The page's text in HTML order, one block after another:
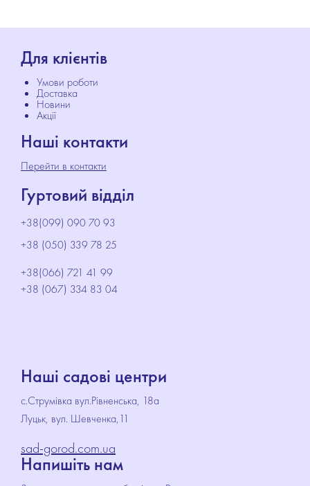
Для клієнтів
Умови роботи
Доставка
Новини
Акції
Наші контакти
Перейти в контакти
Гуртовий відділ
+38(099) 090 70 93
+38 (050) 339 78 25
+38(066) 721 41 99
+38 (067) 334 83 04
Наші садові центри
с.Струмівка вул.Рівненська, 18а
Луцьк, вул. Шевченка,11
sad-gorod.com.ua
Напишіть нам